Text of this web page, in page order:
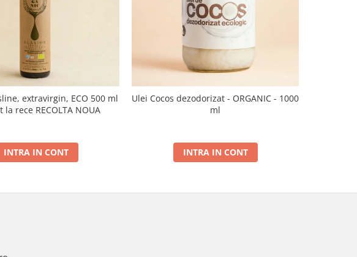
extravirgin, ECO 500 ml
la rece RECOLTA NOUA
INTRA IN CONT
Ulei Cocos dezodorizat - ORGANIC - 1000
ml
INTRA IN CONT